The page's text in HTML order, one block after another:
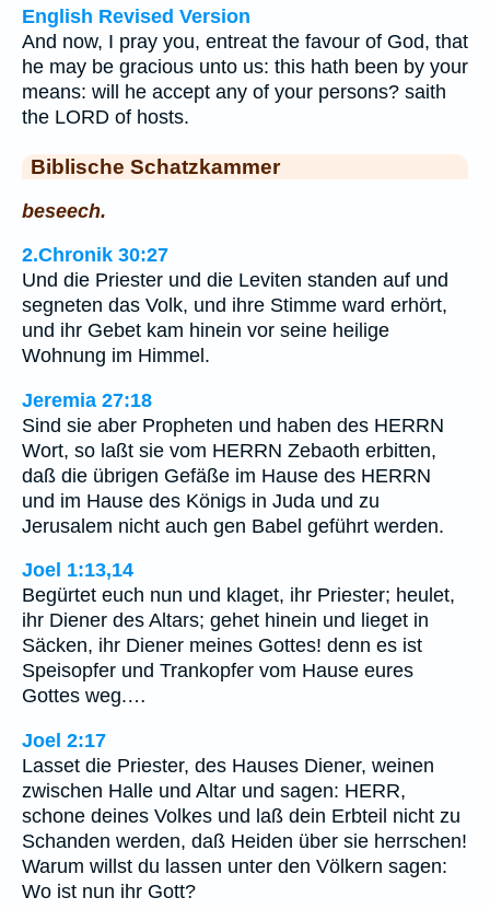
English Revised Version
And now, I pray you, entreat the favour of God, that
he may be gracious unto us: this hath been by your
means: will he accept any of your persons? saith
the LORD of hosts.
Biblische Schatzkammer
beseech.
2.Chronik 30:27
Und die Priester und die Leviten standen auf und
segneten das Volk, und ihre Stimme ward erhört,
und ihr Gebet kam hinein vor seine heilige
Wohnung im Himmel.
Jeremia 27:18
Sind sie aber Propheten und haben des HERRN
Wort, so laßt sie vom HERRN Zebaoth erbitten,
daß die übrigen Gefäße im Hause des HERRN
und im Hause des Königs in Juda und zu
Jerusalem nicht auch gen Babel geführt werden.
Joel 1:13,14
Begürtet euch nun und klaget, ihr Priester; heulet,
ihr Diener des Altars; gehet hinein und lieget in
Säcken, ihr Diener meines Gottes! denn es ist
Speisopfer und Trankopfer vom Hause eures
Gottes weg.…
Joel 2:17
Lasset die Priester, des Hauses Diener, weinen
zwischen Halle und Altar und sagen: HERR,
schone deines Volkes und laß dein Erbteil nicht zu
Schanden werden, daß Heiden über sie herrschen!
Warum willst du lassen unter den Völkern sagen:
Wo ist nun ihr Gott?